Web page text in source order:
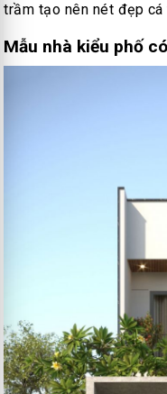
trầm tạo nên nét đẹp cá
Mẫu nhà kiểu phố